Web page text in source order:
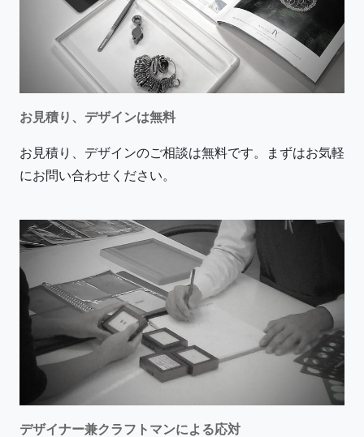
お見積り、デザインは無料
お見積り、デザインのご相談は無料です。まずはお気軽
にお問い合わせください。
デザイナー兼クラフトマンによる応対